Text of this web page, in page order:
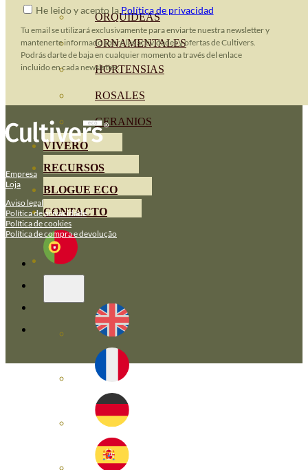
ORQUIDEAS
ORNAMENTALES
HORTENSIAS
ROSALES
GERANIOS
VIVERO
RECURSOS
BLOGUE ECO
CONTACTO
He leido y acepto la Política de privacidad
Tu email se utilizará exclusivamente para enviarte nuestra newsletter y
mantenerte informado sobre las actividades y ofertas de Cultivers.
Podrás darte de baja en cualquier momento a través del enlace
incluido en cada newsletter.
Empresa
Loja
Aviso legal
Política de privacidade
Política de cookies
Política de compra e devolução